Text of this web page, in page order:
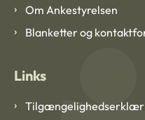
Om Ankestyrelsen
Blanketter og
Links